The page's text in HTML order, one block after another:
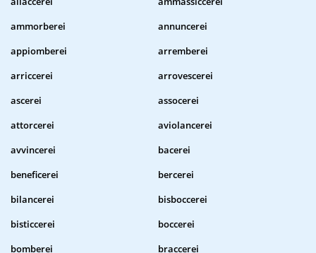
ammorberei
annuncerei
appiomberei
arremberei
arriccerei
arrovescerei
ascerei
assocerei
attorcerei
aviolancerei
avvincerei
bacerei
beneficerei
bercerei
bilancerei
bisboccerei
bisticcerei
boccerei
bomberei
braccerei